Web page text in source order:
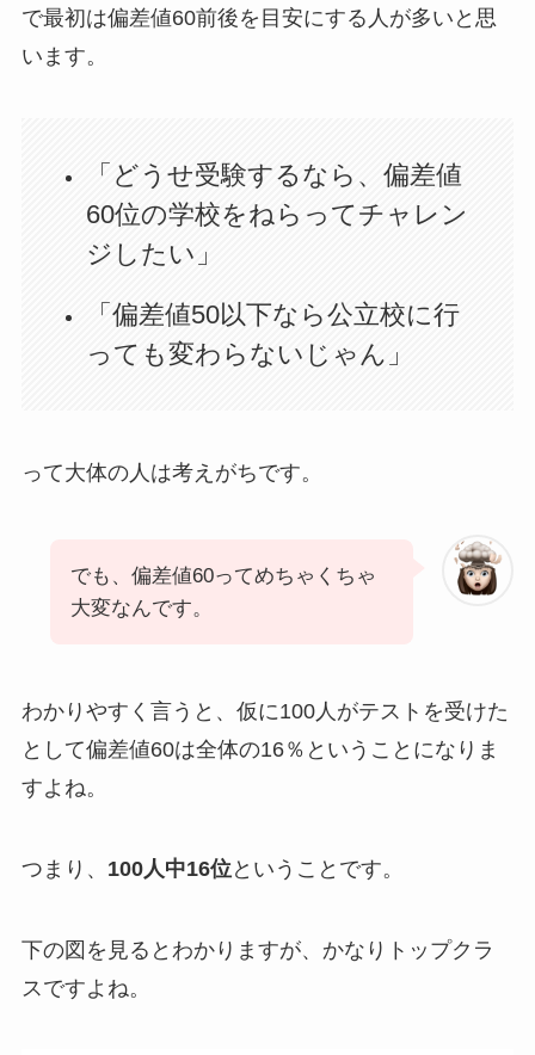
で最初は偏差値60前後を目安にする人が多いと思
います。
「どうせ受験するなら、偏差値
60位の学校をねらってチャレン
ジしたい」
「偏差値50以下なら公立校に行
っても変わらないじゃん」
って大体の人は考えがちです。
でも、偏差値60ってめちゃくちゃ
大変なんです。
わかりやすく言うと、仮に100人がテストを受けた
として偏差値60は全体の16％ということになりま
すよね。
つまり、 100人中16位 ということです。
下の図を見るとわかりますが、かなりトップクラ
スですよね。